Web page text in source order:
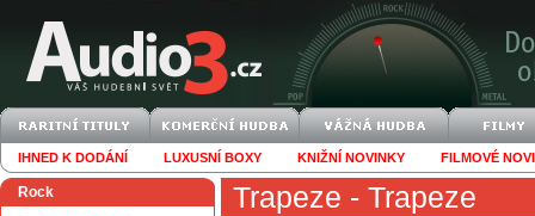
IHNED K DODÁNÍ LUXUSNÍ BOXY KNIŽNÍ NOVINKY FILMOVÉ
Rock Trapeze - Trapeze